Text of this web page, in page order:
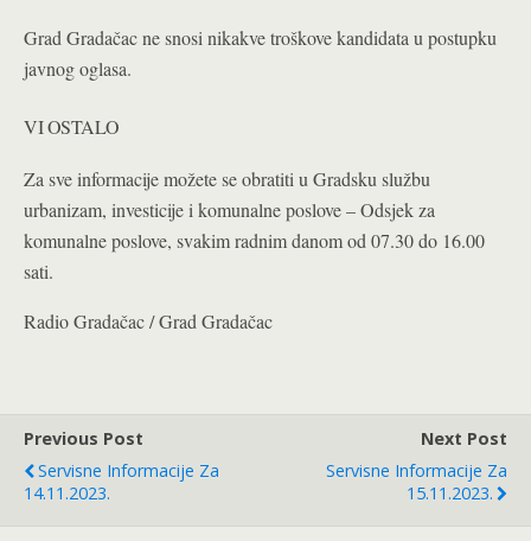
Grad Gradačac ne snosi nikakve troškove kandidata u postupku
javnog oglasa.
VI OSTALO
Za sve informacije možete se obratiti u Gradsku službu
urbanizam, investicije i komunalne poslove – Odsjek za
komunalne poslove, svakim radnim danom od 07.30 do 16.00
sati.
Radio Gradačac / Grad Gradačac
Previous Post
Servisne Informacije Za
14.11.2023.
Next Post
Servisne Informacije Za
15.11.2023.